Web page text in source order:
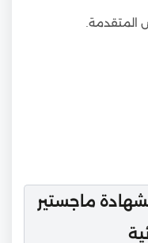
المتقدمة.
ماجستير